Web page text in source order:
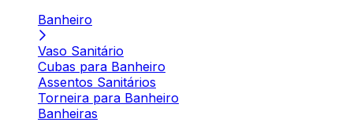
Banheiro
Vaso Sanitário
Cubas para Banheiro
Assentos Sanitários
Torneira para Banheiro
Banheiras